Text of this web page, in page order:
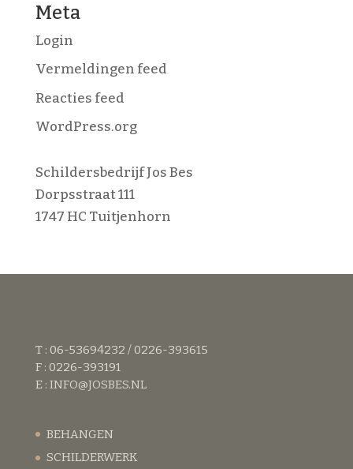
Meta
Login
Vermeldingen feed
Reacties feed
WordPress.org
Schildersbedrijf Jos Bes
Dorpsstraat 111
1747 HC Tuitjenhorn
T : 06-53694232 / 0226-393615
F : 0226-393191
E : INFO@JOSBES.NL
BEHANGEN
SCHILDERWERK